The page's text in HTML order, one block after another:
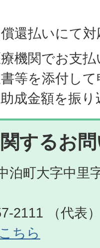
還払いにて
機関でお支
等を添付し
成金額を振
するお
泊町大字中里
2111 （代表
ちら